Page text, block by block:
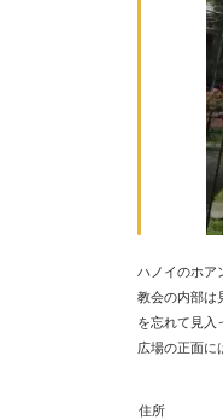
ハノイのホア
教会の内部は
を忘れて見入
広場の正面に
住所